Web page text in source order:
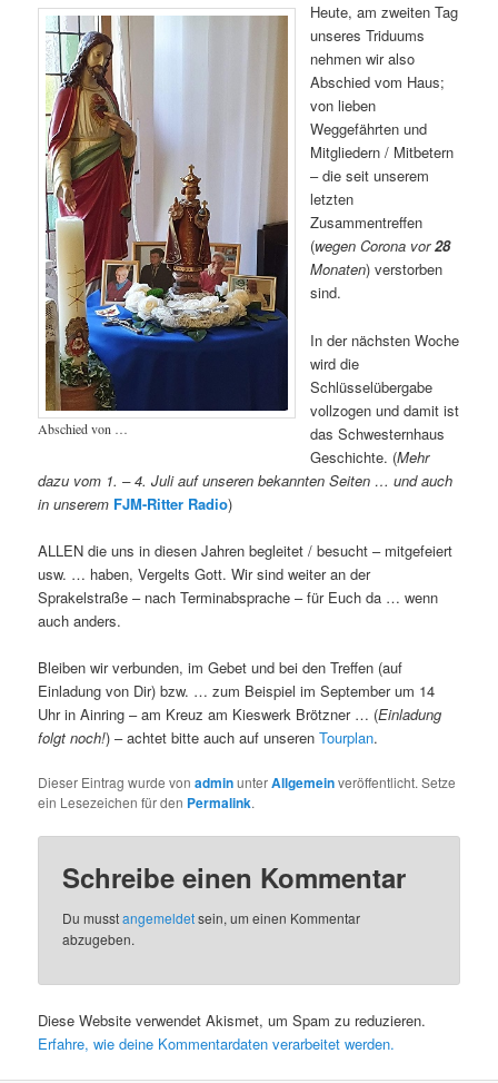
Abschied von …
Heute, am zweiten Tag
unseres Triduums
nehmen wir also
Abschied vom Haus;
von lieben
Weggefährten und
Mitgliedern / Mitbetern
– die seit unserem
letzten
Zusammentreffen
(wegen Corona vor28
Monaten) verstorben
sind.
In der nächsten Woche
wird die
Schlüsselübergabe
vollzogen und damit ist
das Schwesternhaus
Geschichte. (Mehr
dazu vom 1. – 4. Juli auf unseren bekannten Seiten … und auch
in unserem FJM-Ritter Radio)
ALLEN die uns in diesen Jahren begleitet / besucht – mitgefeiert
usw. … haben, Vergelts Gott. Wir sind weiter an der
Sprakelstraße – nach Terminabsprache – für Euch da … wenn
auch anders.
Bleiben wir verbunden, im Gebet und bei den Treffen (auf
Einladung von Dir) bzw. … zum Beispiel im September um 14
Uhr in Ainring – am Kreuz am Kieswerk Brötzner … (Einladung
folgt noch!) – achtet bitte auch auf unserenTourplan.
Dieser Eintrag wurde vonadminunterAllgemeinveröffentlicht. Setze
ein Lesezeichen für den Permalink.
Schreibe einen Kommentar
Du musstangemeldetsein, um einen Kommentar
abzugeben.
Diese Website verwendet Akismet, um Spam zu reduzieren.
Erfahre, wie deine Kommentardaten verarbeitet werden.